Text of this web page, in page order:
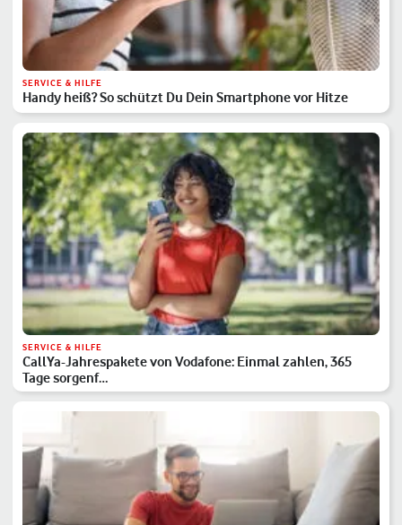
SERVICE & HILFE
Handy heiß? So schützt Du Dein Smartphone vor Hitze
SERVICE & HILFE
CallYa-Jahrespakete von Vodafone: Einmal zahlen, 365
Tage sorgenf…